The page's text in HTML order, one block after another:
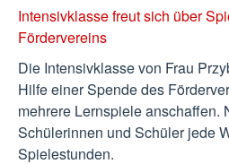
Intensivklasse freut sich über
Fördervereins
Die Intensivklasse von Frau
Hilfe einer Spende des
mehrere Lernspiele anschaffen.
Schülerinnen und Schüler jede
Spielestunden.